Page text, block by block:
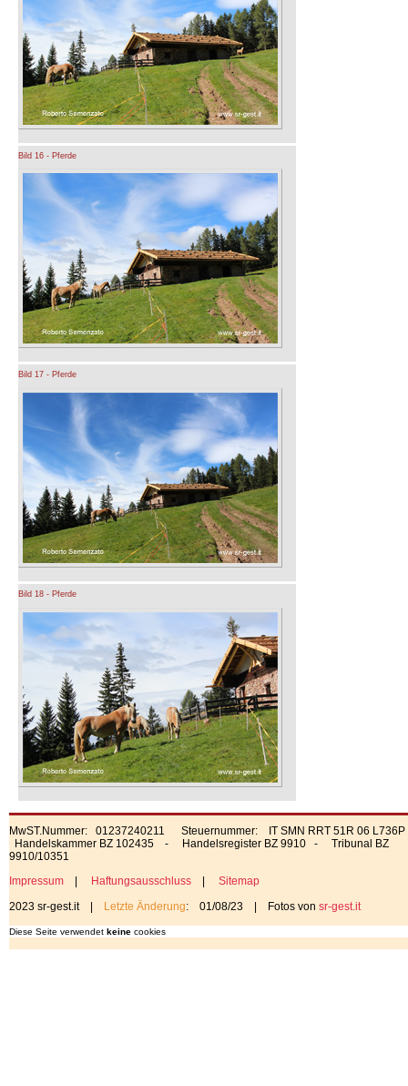
Bild 16 - Pferde
Bild 17 - Pferde
Bild 18 - Pferde
MwST.Nummer: 01237240211 Steuernummer: IT SMN RRT 51R 06 L736P
Handelskammer BZ 102435 - Handelsregister BZ 9910 - Tribunal BZ
9910/10351
Impressum Haftungsausschluss Sitemap
2023 sr-gest.it | Letzte Änderung: 01/08/23 | Fotos von sr-gest.it
Diese Seite verwendet keine cookies